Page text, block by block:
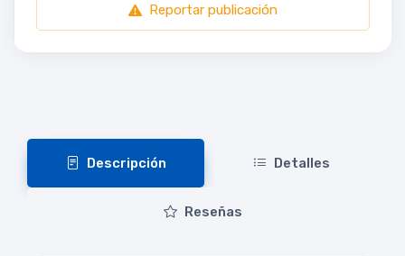
Reportar publicación
Descripción Detalles
Reseñas